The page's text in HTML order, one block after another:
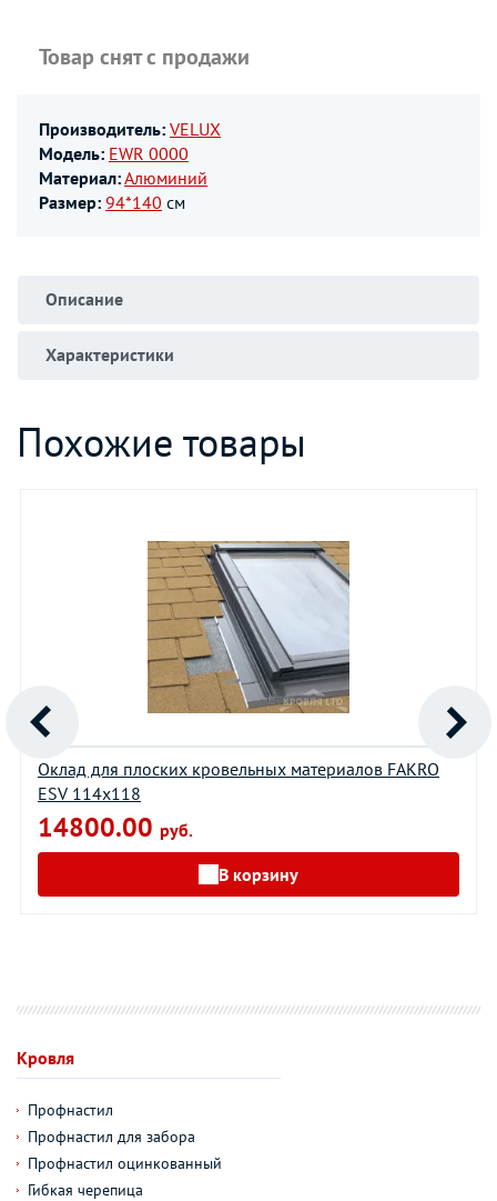
Товар снят с продажи
Производитель: VELUX
Модель: EWR 0000
Материал:Алюминий
Размер: 94*140 см
Описание
Характеристики
Похожие товары
Оклад для плоских кровельных материалов FAKRO
ESV 114х118
14800.00 руб.
В корзину
Кровля
Профнастил
Профнастил для забора
Профнастил оцинкованный
Гибкая черепица